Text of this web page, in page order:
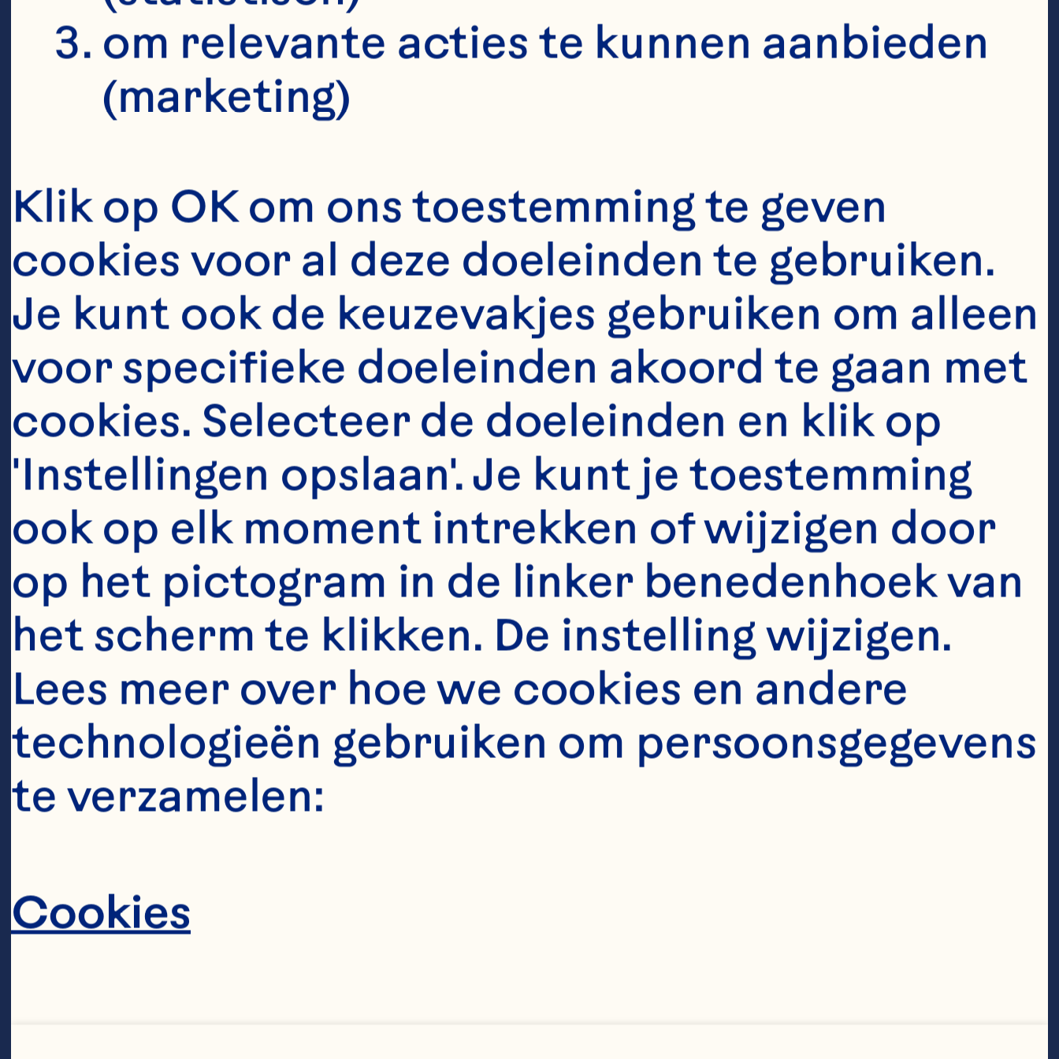
Operations Officer
Officer, is een bedreven
leidinggevende met uitgebreide
ervaring op het gebied van
managementadvies, verkoop,
merkmarketing, innovatie en
strategie. “Dankzij onze supply
chain en onze R&D-activiteiten die
de wereldwijde merkgroei van
Ocean Spray stimuleren, staat onze
historische organisatie in de
startblokken om ook de komende
100 jaar succes te behalen”, aldus
Dabek. “Ocean Spray onderscheidt
zich van de concurrentie doordat
om relevante acties te kunnen aanbieden
(marketing)
Klik op OK om ons toestemming te geven
cookies voor al deze doeleinden te gebruiken.
Je kunt ook de keuzevakjes gebruiken om alleen
voor specifieke doeleinden akoord te gaan met
cookies. Selecteer de doeleinden en klik op
'Instellingen opslaan'. Je kunt je toestemming
ook op elk moment intrekken of wijzigen door
op het pictogram in de linker benedenhoek van
het scherm te klikken. De instelling wijzigen.
Lees meer over hoe we cookies en andere
technologieën gebruiken om persoonsgegevens
te verzamelen:
Cookies